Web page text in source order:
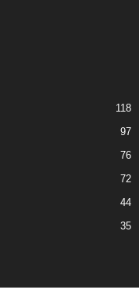
118
97
76
72
44
35